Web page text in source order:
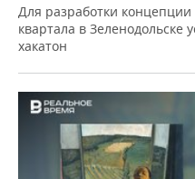
Для разработки
квартала в Зеленодольске
хакатон